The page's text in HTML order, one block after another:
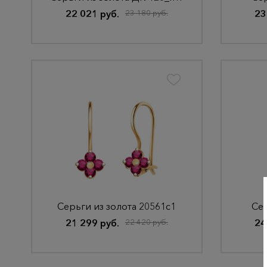
22 021 руб.
23 180 руб.
Серьги из золота 20561с1
21 299 руб.
22 420 руб.